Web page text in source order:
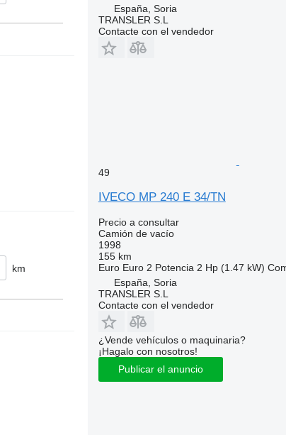
km
España, Soria
TRANSLER S.L
Contacte con el vendedor
49
IVECO MP 240 E 34/TN
Precio a consultar
Camión de vacío
1998
155 km
Euro Euro 2 Potencia 2 Hp (1.47 kW)
España, Soria
TRANSLER S.L
Contacte con el vendedor
¿Vende vehículos o maquinaria?
¡Hagalo con nosotros!
Publicar el anuncio